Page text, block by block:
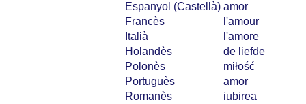
Espanyol (Castellà) amor
Francès
l'amour
Italià
l'amore
Holandès
de liefde
Polonès
miłość
Portuguès
amor
Romanès
iubirea